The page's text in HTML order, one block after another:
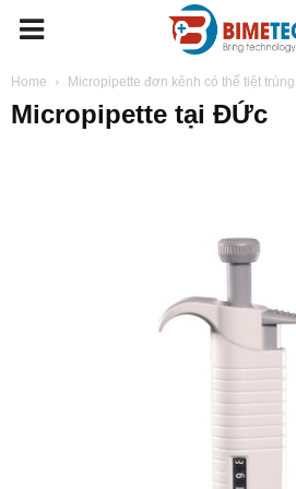
BIMETECH
Home Micropipette đơn kênh có thể tiệt
Micropipette tại ĐỨc